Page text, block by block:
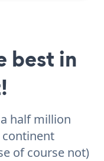
best in
half million
continent
of course not)